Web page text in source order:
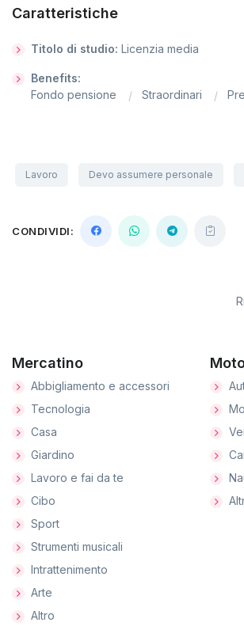
Caratteristiche
Titolo di studio:Licenzia media
Benefits:
Fondo pensione
Straordinari
Lavoro Devo assumere personale
CONDIVIDI:
Mercatino
Abbigliamento e accessori
Tecnologia
Casa
Giardino
Lavoro e fai da te
Cibo
Sport
Strumenti musicali
Intrattenimento
Arte
Altro